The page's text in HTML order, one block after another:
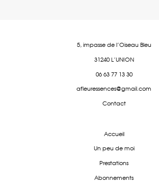
5, impasse de l'Oiseau Bleu
31240 L'UNION
06 63 77 13 30
afleuressences@gmail.com
Contact
Accueil
Un peu de moi
Prestations
Abonnements